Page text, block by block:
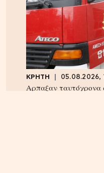
ΚΡΗΤΗ 05.08.2026,
Αρπαξαν ταυτόχρονα